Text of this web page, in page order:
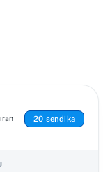
20 sendika